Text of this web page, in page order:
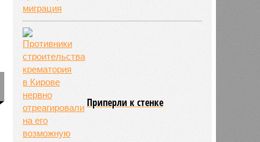
Приперли к стенке